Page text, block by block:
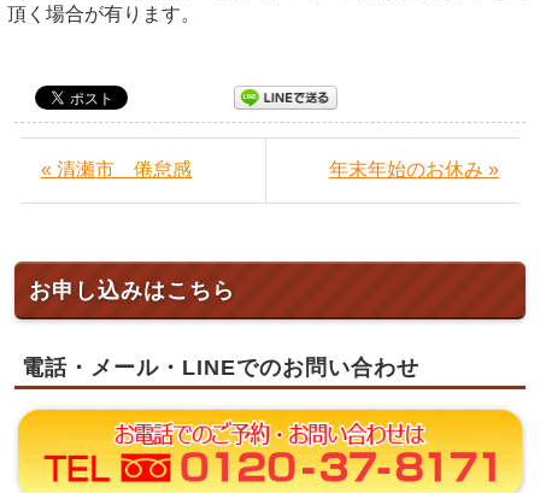
頂く場合が有ります。
« 清瀬市 倦怠感 年末年始のお休み »
お申し込みはこちら
電話・メール・LINEでのお問い合わせ